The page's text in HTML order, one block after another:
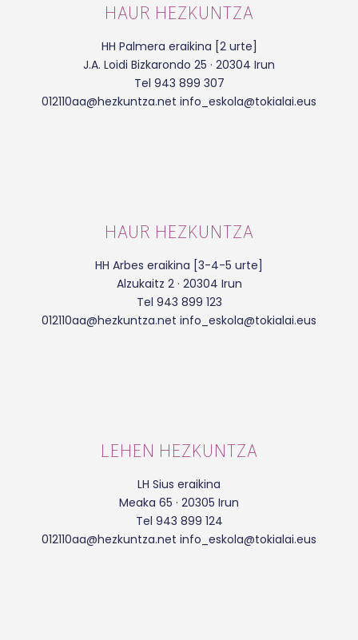
HAUR HEZKUNTZA
HH Palmera eraikina [2 urte]
J.A. Loidi Bizkarondo 25 · 20304 Irun
Tel 943 899 307
012110aa@hezkuntza.net info_eskola@tokialai.eus
HAUR HEZKUNTZA
HH Arbes eraikina [3-4-5 urte]
Alzukaitz 2 · 20304 Irun
Tel 943 899 123
012110aa@hezkuntza.net info_eskola@tokialai.eus
LEHEN HEZKUNTZA
LH Sius eraikina
Meaka 65 · 20305 Irun
Tel 943 899 124
012110aa@hezkuntza.net info_eskola@tokialai.eus